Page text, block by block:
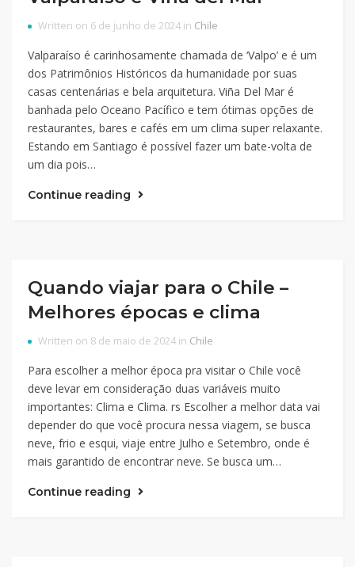
Written on 6 de junho de 2024 in Chile
Valparaíso é carinhosamente chamada de ‘Valpo’ e é um
dos Patrimônios Históricos da humanidade por suas
casas centenárias e bela arquitetura. Viña Del Mar é
banhada pelo Oceano Pacífico e tem ótimas opções de
restaurantes, bares e cafés em um clima super relaxante.
Estando em Santiago é possível fazer um bate-volta de
um dia pois…
Continue reading
Quando viajar para o Chile –
Melhores épocas e clima
Written on 8 de maio de 2024 in Chile
Para escolher a melhor época pra visitar o Chile você
deve levar em consideração duas variáveis muito
importantes: Clima e Clima. rs Escolher a melhor data vai
depender do que você procura nessa viagem, se busca
neve, frio e esqui, viaje entre Julho e Setembro, onde é
mais garantido de encontrar neve. Se busca um…
Continue reading